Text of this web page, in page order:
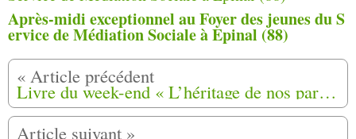
Après-midi exceptionnel au Foyer des jeunes du S
ervice de Médiation Sociale à Epinal (88)
Livre du week-end « L’héritage de nos parents exilés est précieux », confie l’auteur lussacais Michel Messahel